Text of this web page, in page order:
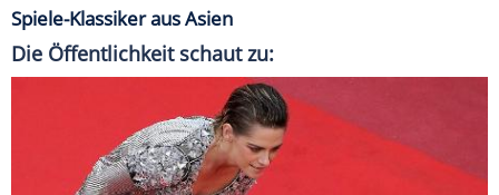
Spiele-Klassiker aus Asien
Die Öffentlichkeit schaut zu: